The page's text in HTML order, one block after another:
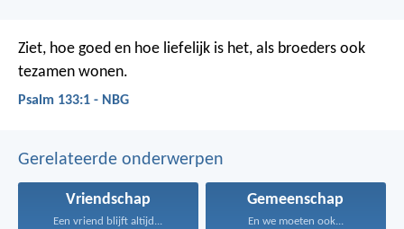
Ziet, hoe goed en hoe liefelijk is het, als broeders ook
tezamen wonen.
Psalm 133:1 - NBG
Gerelateerde onderwerpen
Vriendschap
Een vriend blijft altijd...
Gemeenschap
En we moeten ook...